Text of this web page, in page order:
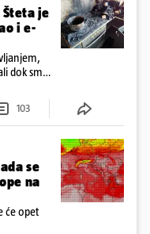
je
i e-
dok smo
103
se
na
će opet